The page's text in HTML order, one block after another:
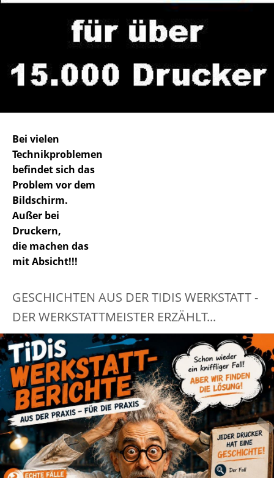
Bei vielen
Technikproblemen
befindet sich das
Problem vor dem
Bildschirm.
Außer bei
Druckern,
die machen das
mit Absicht!!!
GESCHICHTEN AUS DER TIDIS WERKSTATT -
DER WERKSTATTMEISTER ERZÄHLT...